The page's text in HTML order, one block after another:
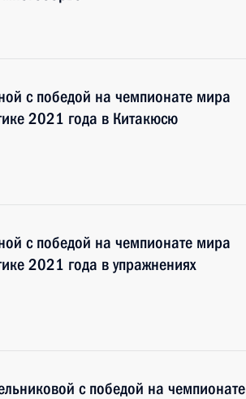
с победой на чемпионате мира
2021 года в Китакюсю
с победой на чемпионате мира
2021 года в упражнениях
с победой на чемпионате